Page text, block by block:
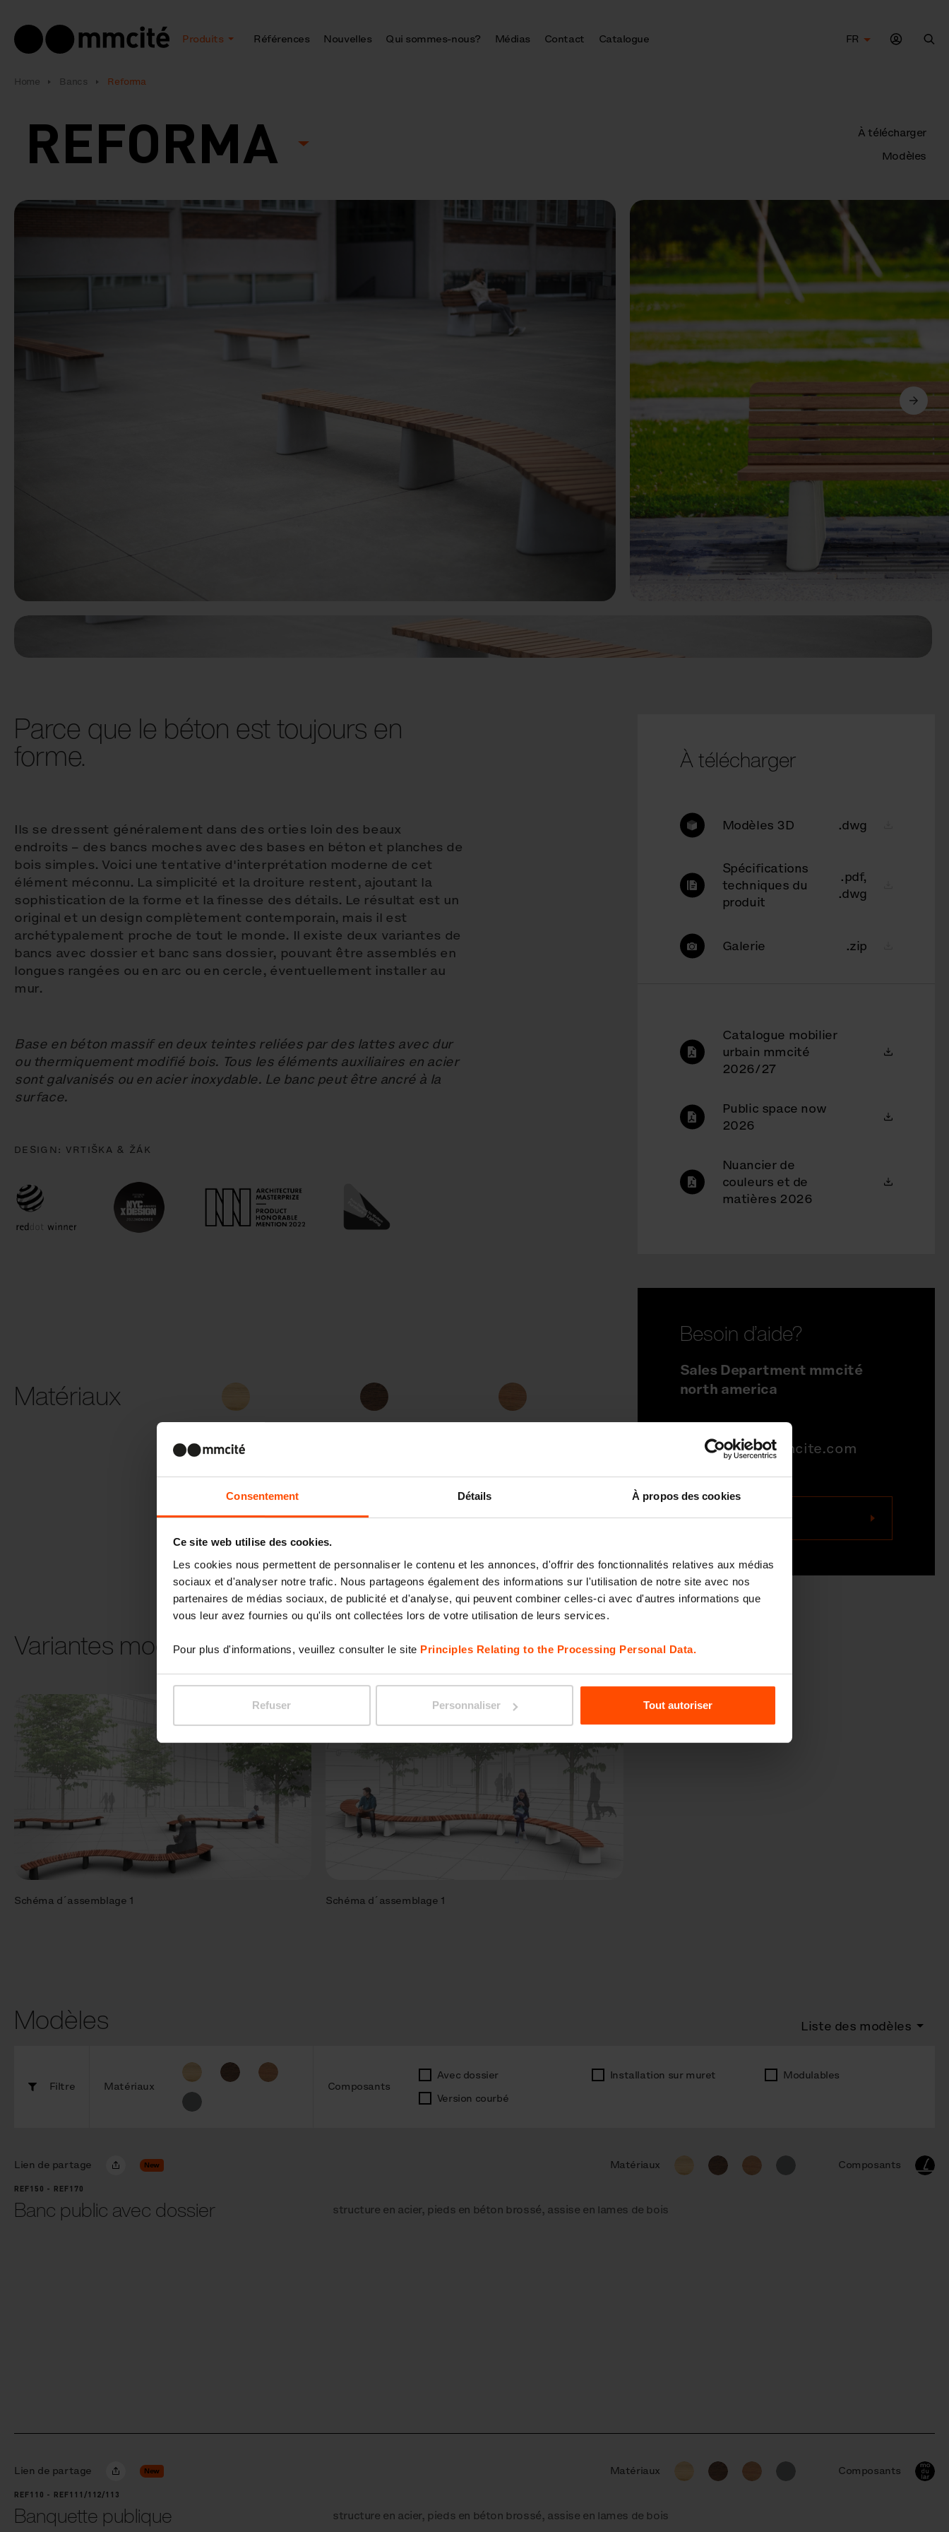
Consentement Détails À propos des cookies
Ce site web utilise des cookies.
Les cookies nous permettent de personnaliser le contenu et les annonces, d'offrir des fonctionnalités relatives aux médias
sociaux et d'analyser notre trafic. Nous partageons également des informations sur l'utilisation de notre site avec nos
partenaires de médias sociaux, de publicité et d'analyse, qui peuvent combiner celles-ci avec d'autres informations que
vous leur avez fournies ou qu'ils ont collectées lors de votre utilisation de leurs services.
Pour plus d'informations, veuillez consulter le site Principles Relating to the Processing Personal Data.
Refuser Personnaliser Tout autoriser
Produits Références Nouvelles Qui sommes-nous? Médias Contact Catalogue
FR
Home Bancs Reforma
REFORMA
À télécharger
Modèles
Suivant
Parce que le béton est toujours en
forme.
Ils se dressent généralement dans des orties loin des beaux
endroits – des bancs moches avec des bases en béton et planches de
bois simples. Voici une tentative d'interprétation moderne de cet
élément méconnu. La simplicité et la droiture restent, ajoutant la
sophistication de la forme et la finesse des détails. Le résultat est un
original et un design complètement contemporain, mais il est
archétypalement proche de tout le monde. Il existe deux variantes de
bancs avec dossier et banc sans dossier, pouvant être assemblés en
longues rangées ou en arc ou en cercle, éventuellement installer au
mur.
Base en béton massif en deux teintes reliées par des lattes avec dur
ou thermiquement modifié bois. Tous les éléments auxiliaires en acier
sont galvanisés ou en acier inoxydable. Le banc peut être ancré à la
surface.
DESIGN: VRTIŠKA & ŽÁK
Matériaux
Acacia
Bois traité
Jatoba FSC®
À télécharger
Modèles 3D .dwg
Spécifications
techniques du
produit
.pdf,
.dwg
Galerie .zip
Catalogue mobilier
urbain mmcité
2026/27
Public space now
2026
Nuancier de
couleurs et de
matières 2026
Besoin d’aide?
Sales Department mmcité
north america
quotations@mmcite.com
Nous contacter
Variantes modulaires
Schéma d´assemblage 1 Schéma d´assemblage 1
Modèles Liste des modèles
Filtre Matériaux Composants
Avec dossier Installation sur muret
Modulables
Version courbé
Lien de partage New Matériaux Composants
REF150 - REF170
Banc public avec dossier structure en acier, pieds en béton brossé, assise en lames de bois
Lien de partage New Matériaux Composants
REF110 - REF111/112/113
Banquette publique structure en acier, pieds en béton brossé, assise en lames de bois